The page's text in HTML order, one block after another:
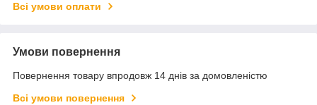
Всі умови оплати
Умови повернення
Повернення товару впродовж 14 днів за домовленістю
Всі умови повернення